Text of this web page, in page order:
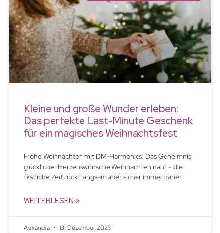
Kleine und große Wunder erleben:
Das perfekte Last-Minute Geschenk
für ein magisches Weihnachtsfest
Frohe Weihnachten mit DM-Harmonics: Das Geheimnis
glücklicher Herzenswünsche Weihnachten naht – die
festliche Zeit rückt langsam aber sicher immer näher,
WEITERLESEN »
Alexandra 13. Dezember 2023